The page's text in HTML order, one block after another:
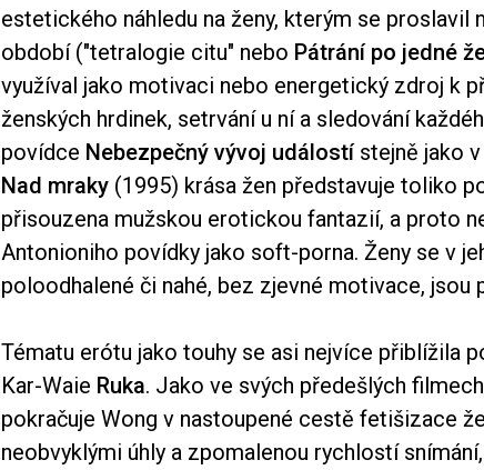
estetického náhledu na ženy, kterým se proslavil
období ("tetralogie citu" nebo Pátrání po jedné
využíval jako motivaci nebo energetický zdroj k
ženských hrdinek, setrvání u ní a sledování
povídce Nebezpečný vývoj událostístejně jako
Nad mraky (1995) krása žen představuje toliko
přisouzena mužskou erotickou fantazií, a proto
Antonioniho povídky jako soft-porna. Ženy se v
poloodhalené či nahé, bez zjevné motivace, jsou
Tématu erótu jako touhy se asi nejvíce přiblížila
Kar-Waie Ruka. Jako ve svých předešlých
pokračuje Wong v nastoupené cestě fetišizace
neobvyklými úhly a zpomalenou rychlostí